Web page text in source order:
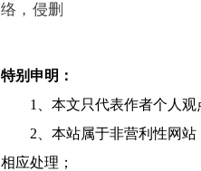
络，侵删
特别申明：
1、本文只代表作者个人
2、本站属于非营利性网
相应处理；